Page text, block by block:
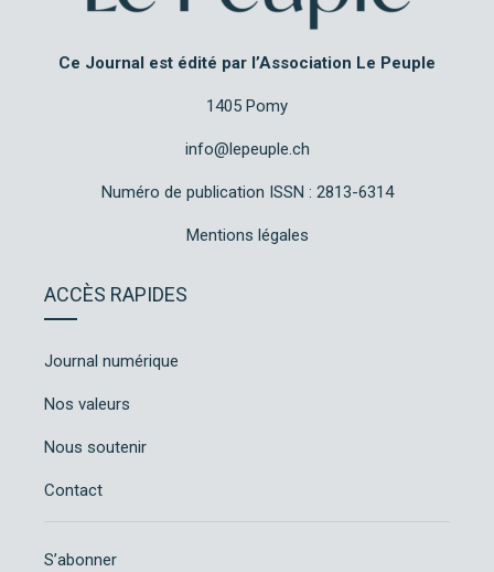
Ce Journal est édité par l’Association Le Peuple
1405 Pomy
info@lepeuple.ch
Numéro de publication ISSN : 2813-6314
Mentions légales
ACCÈS RAPIDES
Journal numérique
Nos valeurs
Nous soutenir
Contact
S’abonner